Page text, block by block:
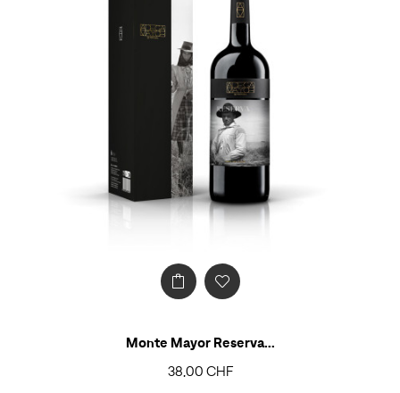
Monte Mayor Reserva...
38,00 CHF